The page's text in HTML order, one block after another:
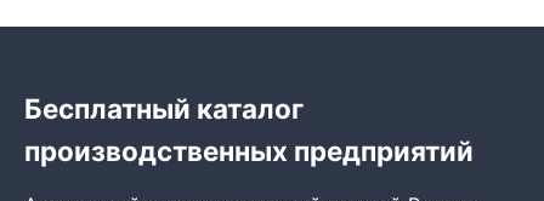
Бесплатный каталог
производственных предприятий